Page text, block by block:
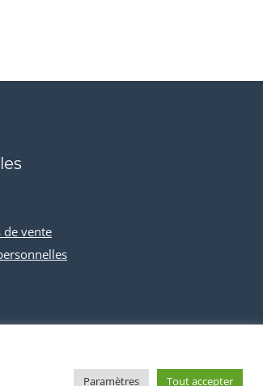
de vente
Paramètres Tout accepter